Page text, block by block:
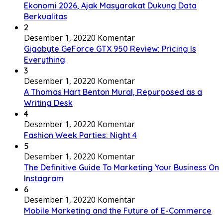
Ekonomi 2026, Ajak Masyarakat Dukung Data
Berkualitas
2
Desember 1, 20220 Komentar
Gigabyte GeForce GTX 950 Review: Pricing Is
Everything
3
Desember 1, 20220 Komentar
A Thomas Hart Benton Mural, Repurposed as a
Writing Desk
4
Desember 1, 20220 Komentar
Fashion Week Parties: Night 4
5
Desember 1, 20220 Komentar
The Definitive Guide To Marketing Your Business On
Instagram
6
Desember 1, 20220 Komentar
Mobile Marketing and the Future of E-Commerce